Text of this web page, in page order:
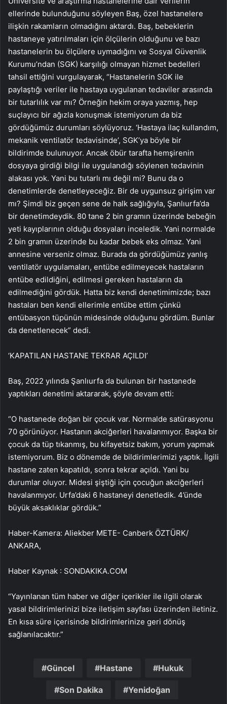
ellerinde bulunduğunu söyleyen Baş, özel hastanelere
ilişkin rakamların olmadığını aktardı. Baş, bebeklerin
hastaneye yatırılmaları için ölçülerin olduğunu ve bazı
hastanelerin bu ölçülere uymadığını ve Sosyal Güvenlik
Kurumu’ndan (SGK) karşılığı olmayan hizmet bedelleri
tahsil ettiğini vurgulayarak, “Hastanelerin SGK ile
paylaştığı veriler ile hastaya uygulanan tedaviler arasında
bir tutarlılık var mı? Örneğin hekim oraya yazmış, hep
suçlayıcı bir ağızla konuşmak istemiyorum da biz
gördüğümüz durumları söylüyoruz. ‘Hastaya ilaç kullandım,
mekanik ventilatör tedavisinde’, SGK’ya böyle bir
bildirimde bulunuyor. Ancak öbür tarafta hemşirenin
dosyaya girdiği bilgi ile uygulandığı söylenen tedavinin
alakası yok. Yani bu tutarlı mı değil mi? Bunu da o
denetimlerde denetleyeceğiz. Bir de uygunsuz girişim var
mı? Şimdi biz geçen sene de halk sağlığıyla, Şanlıurfa’da
bir denetimdeydik. 80 tane 2 bin gramın üzerinde bebeğin
yeti kayıplarının olduğu dosyaları inceledik. Yani normalde
2 bin gramın üzerinde bu kadar bebek eks olmaz. Yani
annesine verseniz olmaz. Burada da gördüğümüz yanlış
ventilatör uygulamaları, entübe edilmeyecek hastaların
entübe edildiğini, edilmesi gereken hastaların da
edilmediğini gördük. Hatta biz kendi denetimimizde; bazı
hastaları ben kendi ellerimle entübe ettim çünkü
entübasyon tüpünün midesinde olduğunu gördüm. Bunlar
da denetlenecek” dedi.
‘KAPATILAN HASTANE TEKRAR AÇILDI’
Baş, 2022 yılında Şanlıurfa da bulunan bir hastanede
yaptıkları denetimi aktararak, şöyle devam etti:
“O hastanede doğan bir çocuk var. Normalde satürasyonu
70 görünüyor. Hastanın akciğerleri havalanmıyor. Başka bir
çocuk da tüp tıkanmış, bu kifayetsiz bakım, yorum yapmak
istemiyorum. Biz o dönemde de bildirimlerimizi yaptık. İlgili
hastane zaten kapatıldı, sonra tekrar açıldı. Yani bu
durumlar oluyor. Midesi şiştiği için çocuğun akciğerleri
havalanmıyor. Urfa’daki 6 hastaneyi denetledik. 4’ünde
büyük aksaklıklar gördük.”
Haber-Kamera: Aliekber METE- Canberk ÖZTÜRK/
ANKARA,
Haber Kaynak : SONDAKIKA.COM
“Yayınlanan tüm haber ve diğer içerikler ile ilgili olarak
yasal bildirimlerinizi bize iletişim sayfası üzerinden iletiniz.
En kısa süre içerisinde bildirimlerinize geri dönüş
sağlanılacaktır.”
Güncel Hastane Hukuk
Son Dakika Yenidoğan